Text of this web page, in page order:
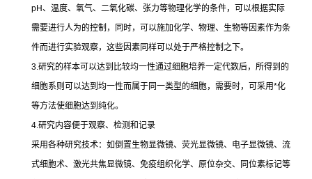
pH、温度、氧气、二氧化碳、张力等物理化学的条件，可以根据实际
需要进行人为的控制，同时，可以施加化学、物理、生物等因素作为条
件而进行实验观察，这些因素同样可以处于严格控制之下。
3.研究的样本可以达到比较均一性通过细胞培养一定代数后，所得到的
细胞系则可以达到均一性而属于同一类型的细胞，需要时，可采用*化
等方法使细胞达到纯化。
4.研究内容便于观察、检测和记录
采用各种研究技术：如倒置生物显微镜、荧光显微镜、电子显微镜、流
式细胞术、激光共焦显微镜、免疫组织化学、原位杂交、同位素标记等